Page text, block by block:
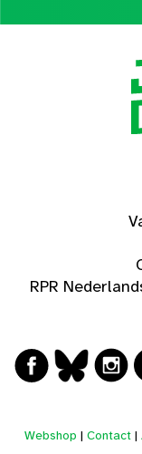
RPR
Webshop | Contact |